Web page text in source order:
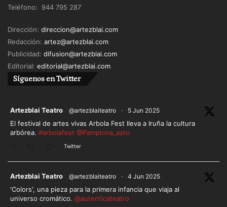
Teléfono: 944 795 287
Dirección: direccion@artezblai.com
Redacción: artez@artezblai.com
Publicidad: difusion@artezblai.com
Editorial: editorial@artezblai.com
Síguenos en Twitter
Artezblai Teatro @artezblaiteatro · 5 Jun 2025
El festival de artes vivas Arbola Fest lleva a Iruña la cultura
arbórea. #arbolafest @Pamplona_ayto
Twitter
Artezblai Teatro @artezblaiteatro · 4 Jun 2025
'Colors', una pieza para la primera infancia que viaja al
universo cromático. @autenticateatro